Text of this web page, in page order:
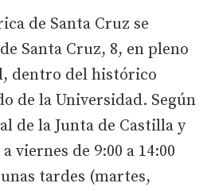
de Santa Cruz se
Santa Cruz, 8, en pleno
dentro del histórico
de la Universidad. Según
de la Junta de Castilla y
viernes de 9:00 a 14:00
tardes (martes,